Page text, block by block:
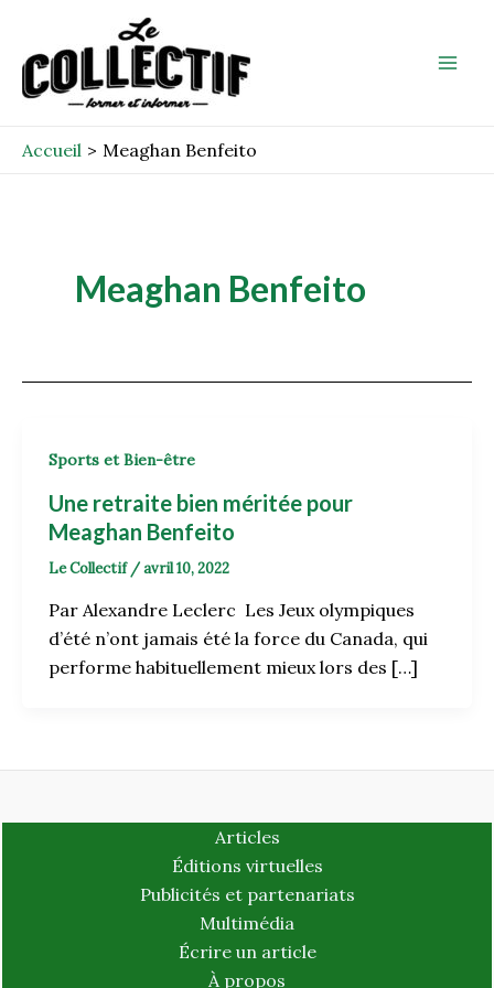
contenu
Accueil Meaghan Benfeito
Meaghan Benfeito
Sports et Bien-être
Une retraite bien méritée pour
Meaghan Benfeito
Le Collectif /avril 10, 2022
Par Alexandre Leclerc Les Jeux olympiques
d’été n’ont jamais été la force du Canada, qui
performe habituellement mieux lors des […]
Articles
Éditions virtuelles
Publicités et partenariats
Multimédia
Écrire un article
À propos